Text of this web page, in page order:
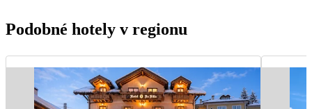
Podobné hotely v regionu